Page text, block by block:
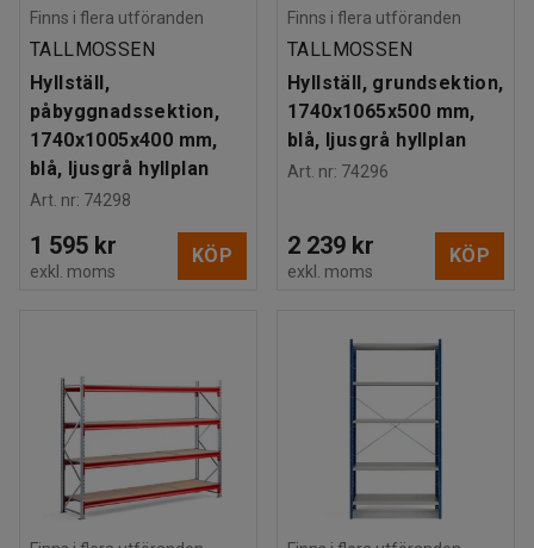
Finns i flera utföranden
TALLMOSSEN
Hyllställ,
påbyggnadssektion,
1740x1005x400 mm,
blå, ljusgrå hyllplan
Art. nr: 74298
1 595 kr
exkl. moms
KÖP
Finns i flera utföranden
TALLMOSSEN
Hyllställ, grundsektion,
1740x1065x500 mm,
blå, ljusgrå hyllplan
Art. nr: 74296
2 239 kr
exkl. moms
KÖP